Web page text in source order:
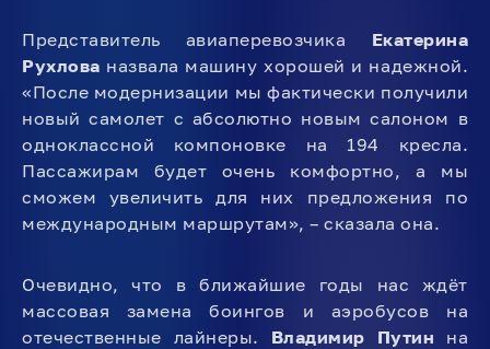
Представитель авиаперевозчика Екатерина
Рухлова назвала машину хорошей и надежной.
«После модернизации мы фактически получили
новый самолет с абсолютно новым салоном в
одноклассной компоновке на 194 кресла.
Пассажирам будет очень комфортно, а мы
сможем увеличить для них предложения по
международным маршрутам», – сказала она.
Очевидно, что в ближайшие годы нас ждёт
массовая замена боингов и аэробусов на
отечественные лайнеры. Владимир Путин на